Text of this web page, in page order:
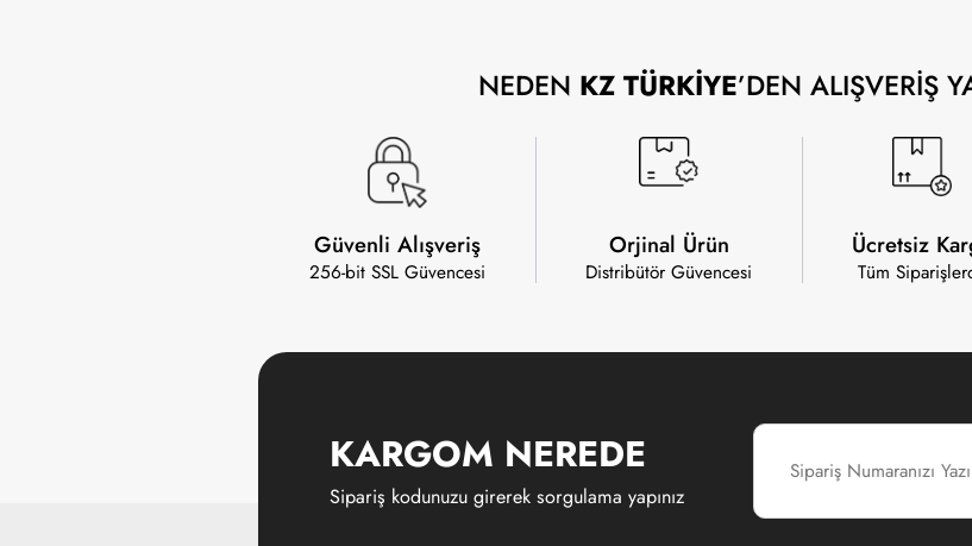
NEDEN KZ TÜRKİYE’DEN ALIŞVERİŞ
Güvenli Alışveriş
256-bit SSL Güvencesi
Orjinal Ürün
Distribütör Güvencesi
Ücretsiz
Tüm
KARGOM NEREDE
Sipariş kodunuzu girerek sorgulama yapınız